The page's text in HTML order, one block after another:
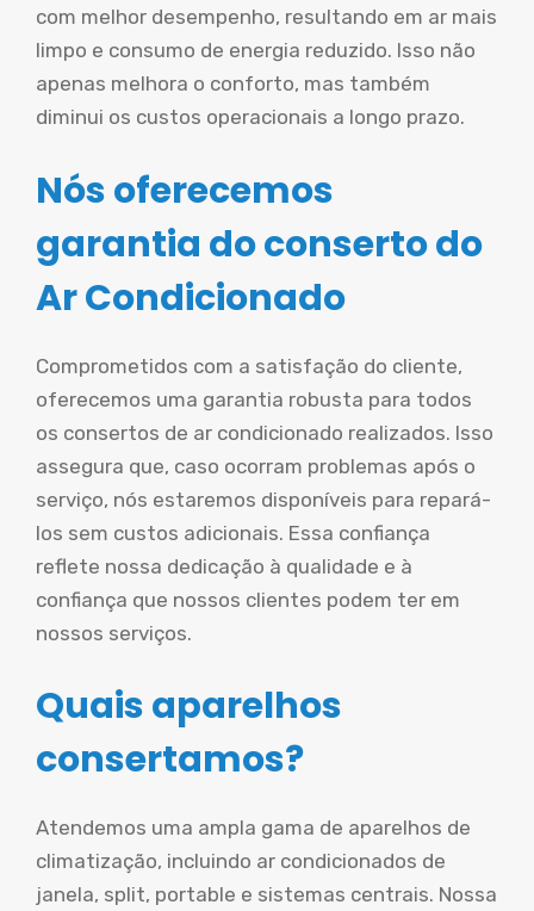
com melhor desempenho, resultando em ar mais
limpo e consumo de energia reduzido. Isso não
apenas melhora o conforto, mas também
diminui os custos operacionais a longo prazo.
Nós oferecemos
garantia do conserto do
Ar Condicionado
Comprometidos com a satisfação do cliente,
oferecemos uma garantia robusta para todos
os consertos de ar condicionado realizados. Isso
assegura que, caso ocorram problemas após o
serviço, nós estaremos disponíveis para repará-
los sem custos adicionais. Essa confiança
reflete nossa dedicação à qualidade e à
confiança que nossos clientes podem ter em
nossos serviços.
Quais aparelhos
consertamos?
Atendemos uma ampla gama de aparelhos de
climatização, incluindo ar condicionados de
janela, split, portable e sistemas centrais. Nossa